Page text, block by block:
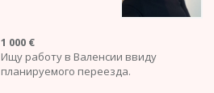
1 000 €
Ищу работу в Валенсии ввиду
планируемого переезда.